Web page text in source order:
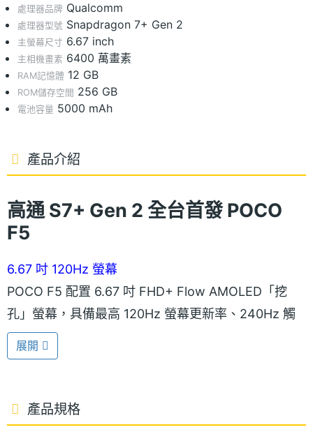
處理器品牌 Qualcomm
處理器型號 Snapdragon 7+ Gen 2
主螢幕尺寸 6.67 inch
主相機畫素 6400 萬畫素
RAM記憶體 12 GB
ROM儲存空間 256 GB
電池容量 5000 mAh
產品介紹
高通 S7+ Gen 2 全台首發 POCO
F5
6.67 吋 120Hz 螢幕
POCO F5 配置 6.67 吋 FHD+ Flow AMOLED「挖
孔」螢幕，具備最高 120Hz 螢幕更新率、240Hz 觸
控採樣率。擁有 DCI-P3 色域、680 億種色彩、陽光
螢幕、SGS 低藍光 Ex 認證、閱讀模式、HDR10+、
Dolby Vision ；正面覆蓋康寧大猩猩第五代玻璃，強
化螢幕保護。
展開
產品規格